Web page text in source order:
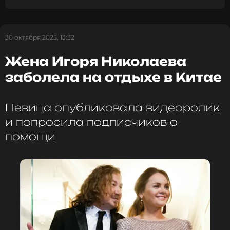
30 октября 2025, 13:32
Жена Игоря Николаева
заболела на отдыхе в Китае
Певица опубликовала видеоролик
и попросила подписчиков о
помощи